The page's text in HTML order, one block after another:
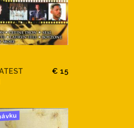
€ 15